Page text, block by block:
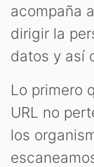
acompaña
dirigir la
datos y así
Lo primero
URL no
los